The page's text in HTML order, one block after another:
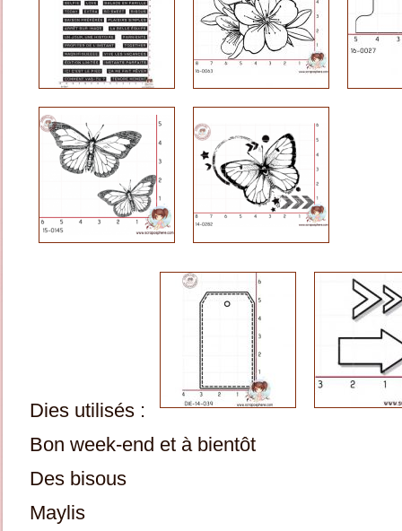
Dies utilisés :
Bon week-end et à bientôt
Des bisous
Maylis